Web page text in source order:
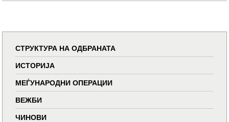
СТРУКТУРА НА ОДБРАНАТА
ИСТОРИЈА
МЕЃУНАРОДНИ ОПЕРАЦИИ
ВЕЖБИ
ЧИНОВИ